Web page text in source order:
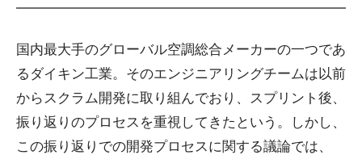
国内最大手のグローバル空調総合メーカーの一つであ
るダイキン工業。そのエンジニアリングチームは以前
からスクラム開発に取り組んでおり、スプリント後、
振り返りのプロセスを重視してきたという。しかし、
この振り返りでの開発プロセスに関する議論では、